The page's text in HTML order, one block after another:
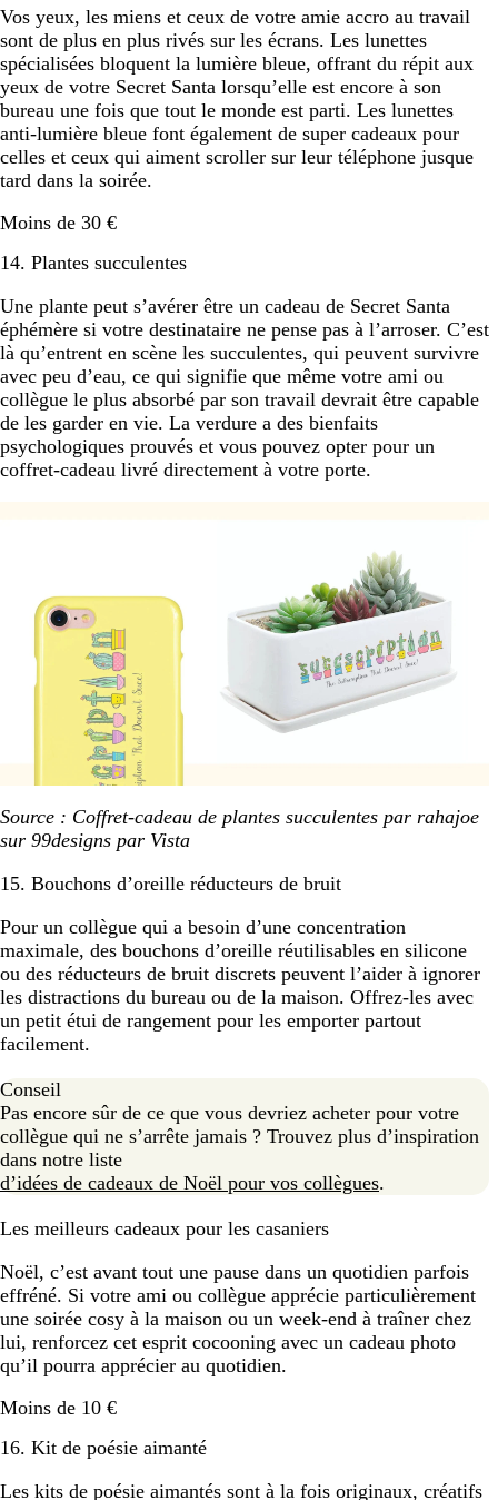
Vos yeux, les miens et ceux de votre amie accro au travail
sont de plus en plus rivés sur les écrans. Les lunettes
spécialisées bloquent la lumière bleue, offrant du répit aux
yeux de votre Secret Santa lorsqu’elle est encore à son
bureau une fois que tout le monde est parti. Les lunettes
anti-lumière bleue font également de super cadeaux pour
celles et ceux qui aiment scroller sur leur téléphone jusque
tard dans la soirée.
Moins de 30 €
14. Plantes succulentes
Une plante peut s’avérer être un cadeau de Secret Santa
éphémère si votre destinataire ne pense pas à l’arroser. C’est
là qu’entrent en scène les succulentes, qui peuvent survivre
avec peu d’eau, ce qui signifie que même votre ami ou
collègue le plus absorbé par son travail devrait être capable
de les garder en vie. La verdure a des bienfaits
psychologiques prouvés et vous pouvez opter pour un
coffret-cadeau livré directement à votre porte.
Source : Coffret-cadeau de plantes succulentes par rahajoe
sur 99designs par Vista
15. Bouchons d’oreille réducteurs de bruit
Pour un collègue qui a besoin d’une concentration
maximale, des bouchons d’oreille réutilisables en silicone
ou des réducteurs de bruit discrets peuvent l’aider à ignorer
les distractions du bureau ou de la maison. Offrez-les avec
un petit étui de rangement pour les emporter partout
facilement.
Conseil
Pas encore sûr de ce que vous devriez acheter pour votre
collègue qui ne s’arrête jamais ? Trouvez plus d’inspiration
dans notre liste
d’idées de cadeaux de Noël pour vos collègues.
Les meilleurs cadeaux pour les casaniers
Noël, c’est avant tout une pause dans un quotidien parfois
effréné. Si votre ami ou collègue apprécie particulièrement
une soirée cosy à la maison ou un week-end à traîner chez
lui, renforcez cet esprit cocooning avec un cadeau photo
qu’il pourra apprécier au quotidien.
Moins de 10 €
16. Kit de poésie aimanté
Les kits de poésie aimantés sont à la fois originaux, créatifs